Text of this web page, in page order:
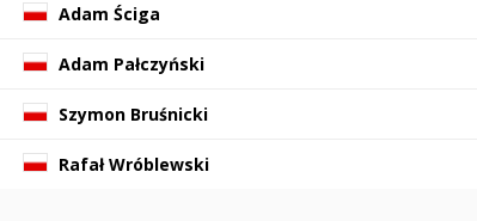
Adam Ściga
Adam Pałczyński
Szymon Bruśnicki
Rafał Wróblewski